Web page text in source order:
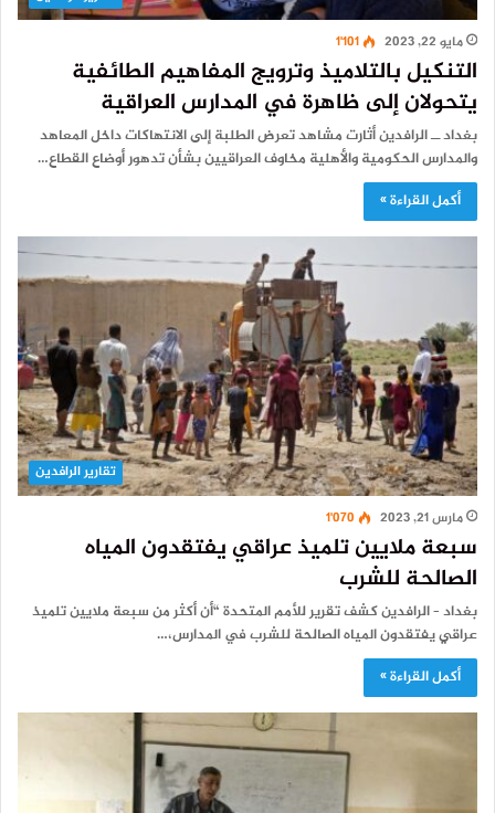
مايو 22, 2023
1٬101
التنكيل بالتلاميذ وترويج المفاهيم الطائفية
يتحولان إلى ظاهرة في المدارس العراقية
بغداد ــ الرافدين أثارت مشاهد تعرض الطلبة إلى الانتهاكات داخل المعاهد
والمدارس الحكومية والأهلية مخاوف العراقيين بشأن تدهور أوضاع القطاع…
أكمل القراءة »
تقارير الرافدين
مارس 21, 2023
1٬070
سبعة ملايين تلميذ عراقي يفتقدون المياه
الصالحة للشرب
بغداد – الرافدين كشف تقرير للأمم المتحدة “أن أكثر من سبعة ملايين تلميذ
عراقي يفتقدون المياه الصالحة للشرب في المدارس،…
أكمل القراءة »